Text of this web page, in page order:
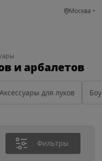
Москва
и арбалетов
Аксессуары для луков
Фильтры